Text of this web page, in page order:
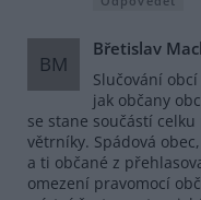
BM
Břetislav
Slučování
jak občany
se stane součástí
větrníky. Spádová
a ti občané z
omezení pravomocí